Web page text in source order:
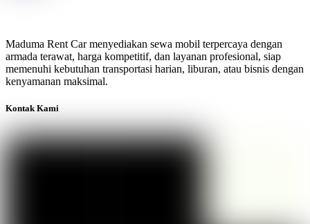
Maduma Rent Car menyediakan sewa mobil terpercaya dengan
armada terawat, harga kompetitif, dan layanan profesional, siap
memenuhi kebutuhan transportasi harian, liburan, atau bisnis dengan
kenyamanan maksimal.
Kontak Kami